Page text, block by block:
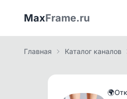
MaxFrame.ru
Главная Каталог каналов
🌍